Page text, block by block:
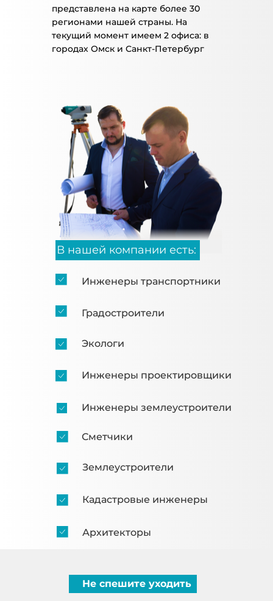
представлена на карте более 30
регионами нашей страны. На
текущий момент имеем 2 офиса: в
городах Омск и Санкт-Петербург
В нашей компании есть:
Инженеры транспортники
Градостроители
Экологи
Инженеры проектировщики
Инженеры землеустроители
Сметчики
Землеустроители
Кадастровые инженеры
Архитекторы
Не спешите уходить